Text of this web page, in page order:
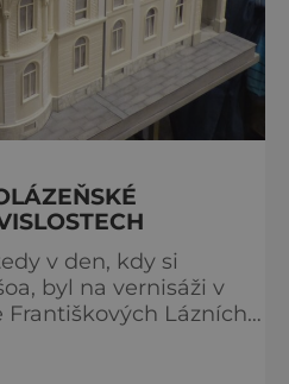
v den, kdy si
byl na vernisáži v
Lázních